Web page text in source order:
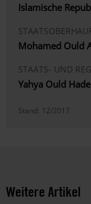
Islamische
Mohamed Ould
STAATS- UND
Yahya Ould
Stand: 12/2017
Weitere Artikel